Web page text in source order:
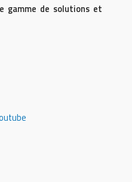
gamme de solutions et